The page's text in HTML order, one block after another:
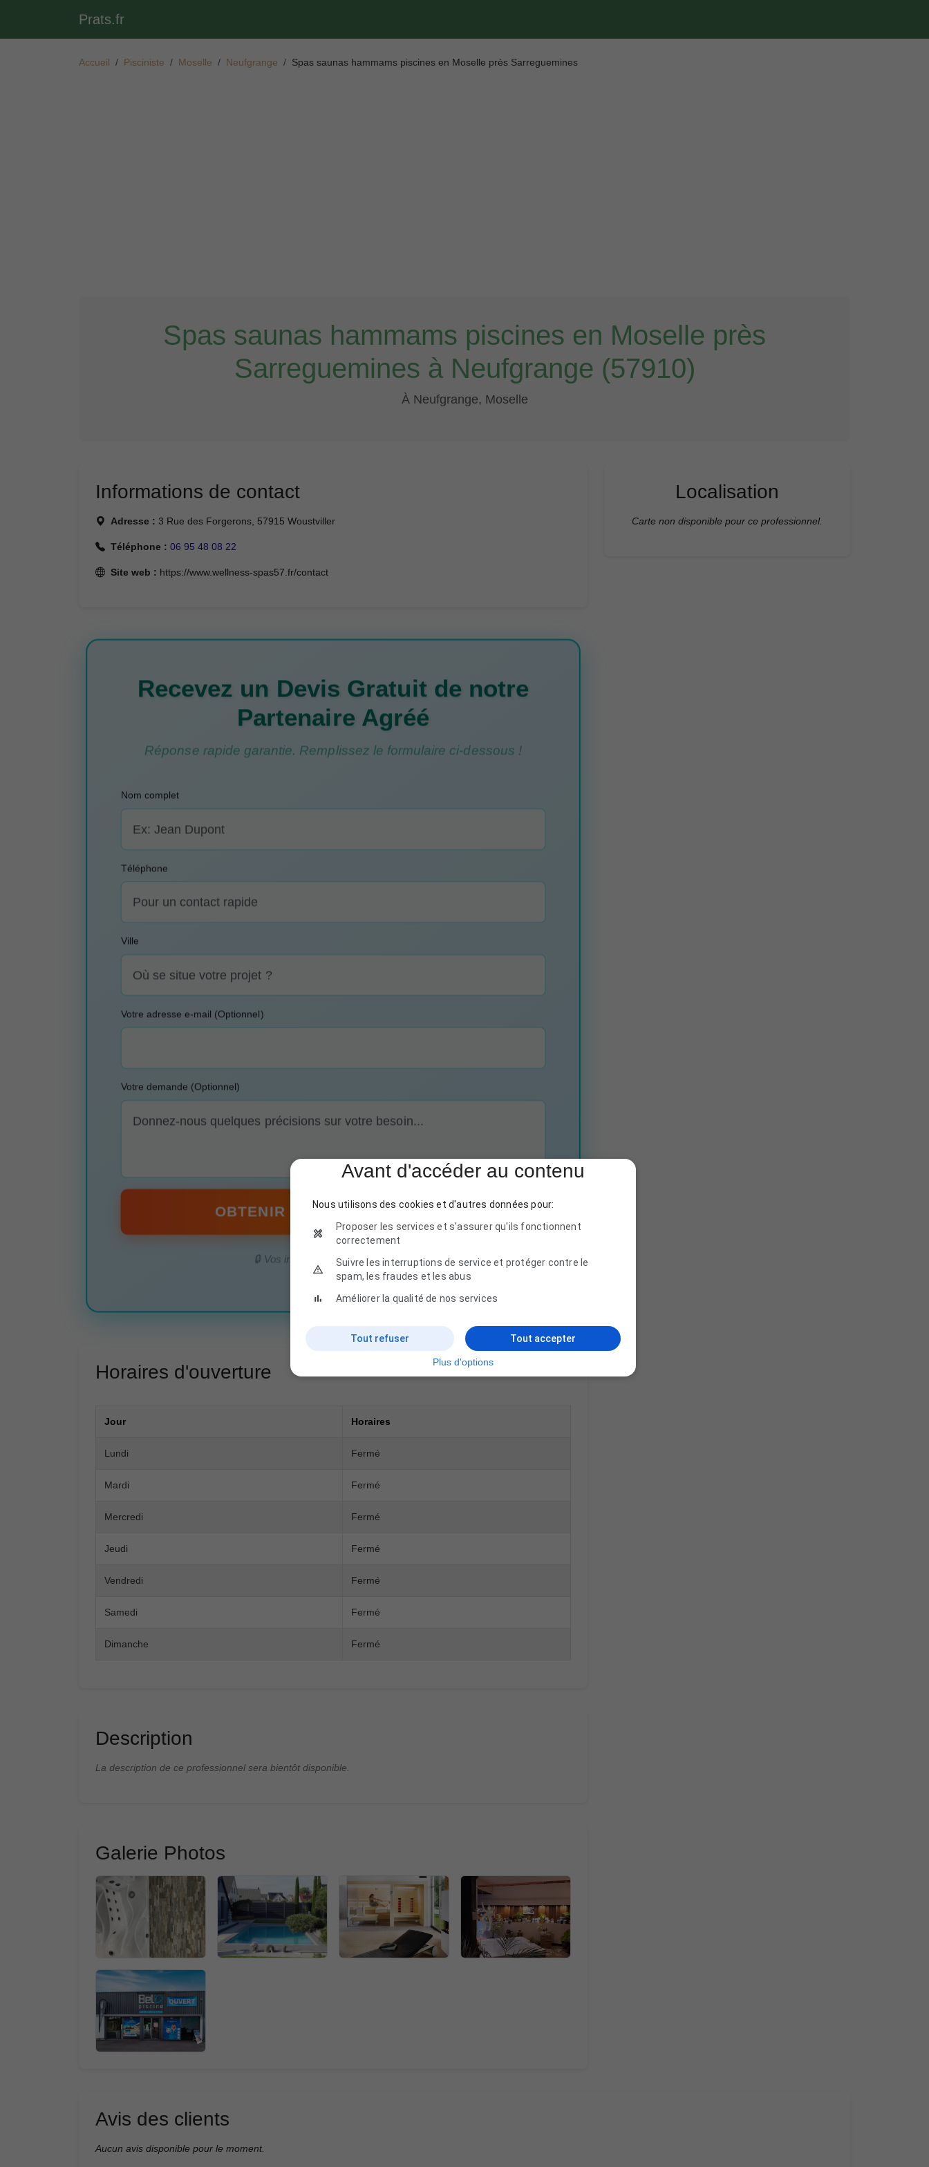
Prats.fr
Accueil Pisciniste Moselle Neufgrange Spas saunas hammams piscines en Moselle près Sarreguemines
Spas saunas hammams piscines en Moselle près
Sarreguemines à Neufgrange (57910)
À Neufgrange, Moselle
Informations de contact
Adresse : 3 Rue des Forgerons, 57915 Woustviller
Téléphone : 06 95 48 08 22
Site web : https://www.wellness-spas57.fr/contact
Recevez un Devis Gratuit de notre
Partenaire Agréé
Réponse rapide garantie. Remplissez le formulaire ci-dessous !
Nom complet
Téléphone
Ville
Votre adresse e-mail (Optionnel)
Votre demande (Optionnel)
OBTENIR MON DEVIS GRATUIT
🔒 Vos informations sont protégées.
Horaires d'ouverture
Jour Horaires
Lundi Fermé
Mardi Fermé
Mercredi Fermé
Jeudi Fermé
Vendredi Fermé
Samedi Fermé
Dimanche Fermé
Description
La description de ce professionnel sera bientôt disponible.
Galerie Photos
Localisation
Carte non disponible pour ce professionnel.
Avis des clients
Aucun avis disponible pour le moment.
Avant d'accéder au contenu
Nous utilisons des cookies et d'autres données pour:
Proposer les services et s'assurer qu'ils fonctionnent
correctement
Suivre les interruptions de service et protéger contre le
spam, les fraudes et les abus
Améliorer la qualité de nos services
Tout refuser Tout accepter
Plus d'options